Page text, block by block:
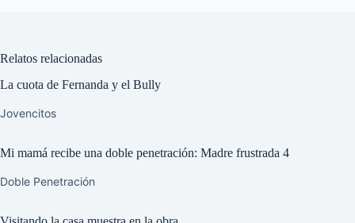
Relatos relacionadas
La cuota de Fernanda y el Bully
Jovencitos
Mi mamá recibe una doble penetración: Madre frustrada 4
Doble Penetración